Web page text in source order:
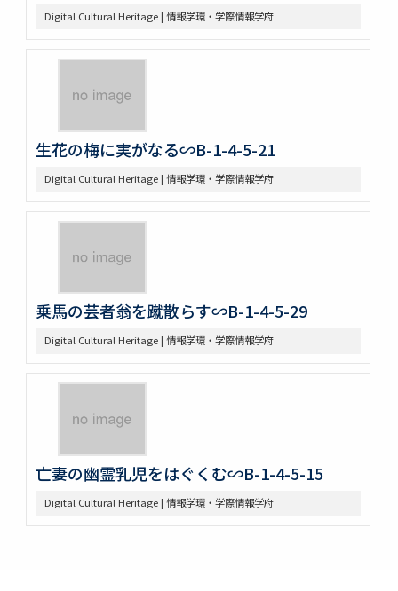
Digital Cultural Heritage | 情報学環・学際情報学府
生花の梅に実がなる∽B-1-4-5-21
Digital Cultural Heritage | 情報学環・学際情報学府
乗馬の芸者翁を蹴散らす∽B-1-4-5-29
Digital Cultural Heritage | 情報学環・学際情報学府
亡妻の幽霊乳児をはぐくむ∽B-1-4-5-15
Digital Cultural Heritage | 情報学環・学際情報学府